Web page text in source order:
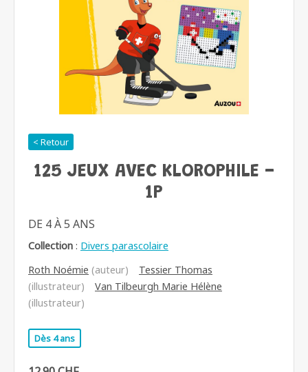
< Retour
125 JEUX AVEC KLOROPHILE -
1P
DE 4 À 5 ANS
Collection : Divers parascolaire
Roth Noémie (auteur)
Tessier Thomas
(illustrateur)
Van Tilbeurgh Marie Hélène
(illustrateur)
Dès 4 ans